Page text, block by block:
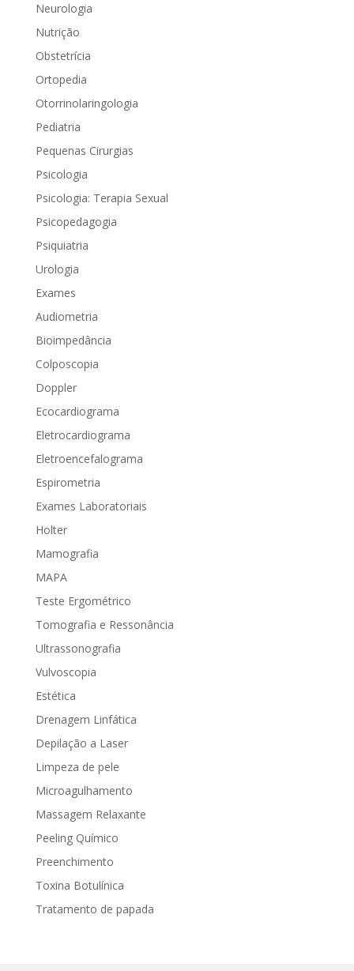
Neurologia
Nutrição
Obstetrícia
Ortopedia
Otorrinolaringologia
Pediatria
Pequenas Cirurgias
Psicologia
Psicologia: Terapia Sexual
Psicopedagogia
Psiquiatria
Urologia
Exames
Audiometria
Bioimpedância
Colposcopia
Doppler
Ecocardiograma
Eletrocardiograma
Eletroencefalograma
Espirometria
Exames Laboratoriais
Holter
Mamografia
MAPA
Teste Ergométrico
Tomografia e Ressonância
Ultrassonografia
Vulvoscopia
Estética
Drenagem Linfática
Depilação a Laser
Limpeza de pele
Microagulhamento
Massagem Relaxante
Peeling Químico
Preenchimento
Toxina Botulínica
Tratamento de papada